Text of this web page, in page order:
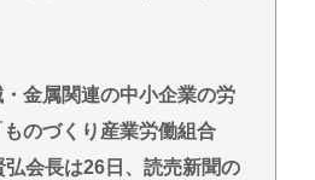
久々に見たらめっちゃ悪化し
RSS
金属関連の中小企業の労
のづくり産業労働組合
会長は26日、読売新聞の